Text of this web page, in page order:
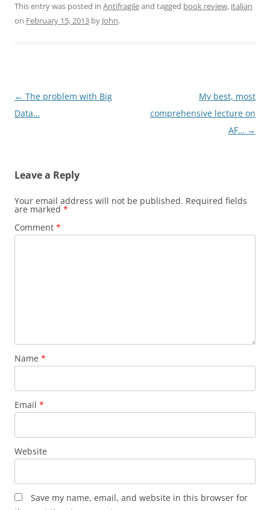
This entry was posted in Antifragileand tagged book review, italian
on February 15, 2013 by John.
Post
navigation
← The problem with Big
Data…
My best, most
comprehensive lecture on
AF… →
Leave a Reply
Your email address will not be published. Required fields
are marked *
Comment *
Name *
Email *
Website
Save my name, email, and website in this browser for